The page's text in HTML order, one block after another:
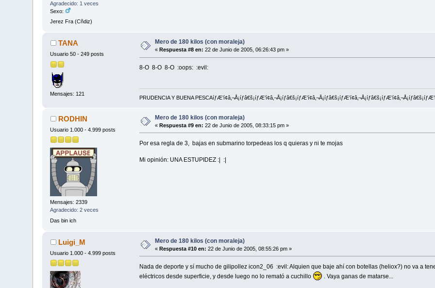
Agradecido: 1 veces
Sexo:
Jerez Fra (Cñdiz)
TANA
Usuario 50 - 249 posts
Mensajes: 121
Mero de 180 kilos (con moraleja)
« Respuesta #8 en: 22 de Junio de 2005, 06:26:43 pm »
8-O 8-O 8-O :oops: :evil:
PRUDENCIA Y BUENA
RODHIN
Usuario 1.000 - 4.999 posts
Mensajes: 2339
Agradecido: 2 veces
Das bin ich
Mero de 180 kilos (con moraleja)
«Respuesta #9 en: 22 de Junio de 2005, 08:33:15 pm »
Por esa regla de 3, bajas en submarino torpedeas los q quieras y ni te mojas
Mi opinión: UNA ESTUPIDEZ :| :|
Luigi_M
Usuario 1.000 - 4.999 posts
Mero de 180 kilos (con moraleja)
«Respuesta #10 en: 22 de Junio de 2005, 08:55:26 pm »
Nada de deporte y sí mucho de gilipollez icon2_06 :evil: Alquien que baje ahí con botellas (heliox?) no va a
eléctricos desde superficie, y desde luego no lo remató a cuchillo
. Vaya ganas de matarse...